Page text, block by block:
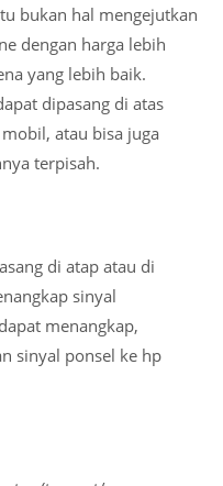
bukan hal mengejutkan
dengan harga lebih
yang lebih baik.
dipasang di atas
atau bisa juga
terpisah.
di atap atau di
sinyal
menangkap,
sinyal ponsel ke hp